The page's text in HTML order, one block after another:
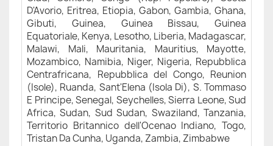
D'Avorio, Eritrea, Etiopia, Gabon, Gambia, Ghana,
Gibuti, Guinea, Guinea Bissau, Guinea
Equatoriale, Kenya, Lesotho, Liberia, Madagascar,
Malawi, Mali, Mauritania, Mauritius, Mayotte,
Mozambico, Namibia, Niger, Nigeria, Repubblica
Centrafricana, Repubblica del Congo, Reunion
(Isole), Ruanda, Sant'Elena (Isola Di), S. Tommaso
E Principe, Senegal, Seychelles, Sierra Leone, Sud
Africa, Sudan, Sud Sudan, Swaziland, Tanzania,
Territorio Britannico dell'Ocenao Indiano, Togo,
Tristan Da Cunha, Uganda, Zambia, Zimbabwe